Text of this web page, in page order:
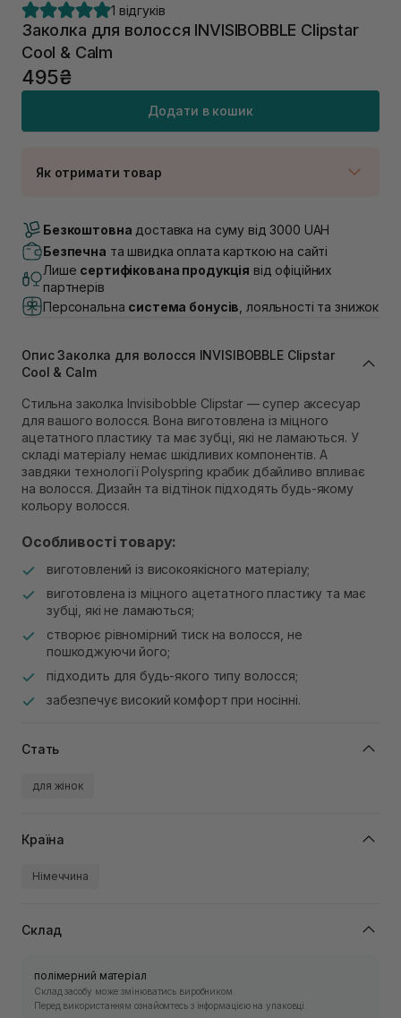
1 відгуків
Заколка для волосся INVISIBOBBLE Clipstar
Cool & Calm
495₴
Додати в кошик
Як отримати товар
В наявності
Самовивіз м. Луцьк, вул. Винниченка 4
В наявності
Самовивіз м. Львів, вул. Академіка Підстригача, 1В
(Duck’s Lake)
В наявності
В наявності
Самовивіз м. Львів, вул. Степана Бандери 45
Самовивіз м. Рівне, вул. 16-го Липня, 15
В наявності
Самовивіз м. Рівне, вул. Кулика і Гудачека 23 (ТЦ
Екватор)
В наявності
Безкоштовна доставка на суму від 3000 UAH
Безпечна та швидка оплата карткою на сайті
Лише сертифікована продукція від офіційних
партнерів
Персональна система бонусів , лояльності та знижок
Опис Заколка для волосся INVISIBOBBLE Clipstar
Cool & Calm
Стильна заколка Invisibobble Clipstar — супер аксесуар
для вашого волосся. Вона виготовлена із міцного
ацетатного пластику та має зубці, які не ламаються. У
складі матеріалу немає шкідливих компонентів. А
завдяки технології Polyspring крабик дбайливо впливає
на волосся. Дизайн та відтінок підходять будь-якому
кольору волосся.
Особливості товару:
виготовлений із високоякісного матеріалу;
виготовлена із міцного ацетатного пластику та має
зубці, які не ламаються;
створює рівномірний тиск на волосся, не
пошкоджуючи його;
підходить для будь-якого типу волосся;
забезпечує високий комфорт при носінні.
Стать
для жінок
Країна
Німеччина
Склад
полімерний матеріал
Склад засобу може змінюватись виробником.
Перед використанням ознайомтесь з інформацією на упаковці.